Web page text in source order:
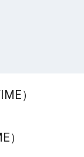
）
）